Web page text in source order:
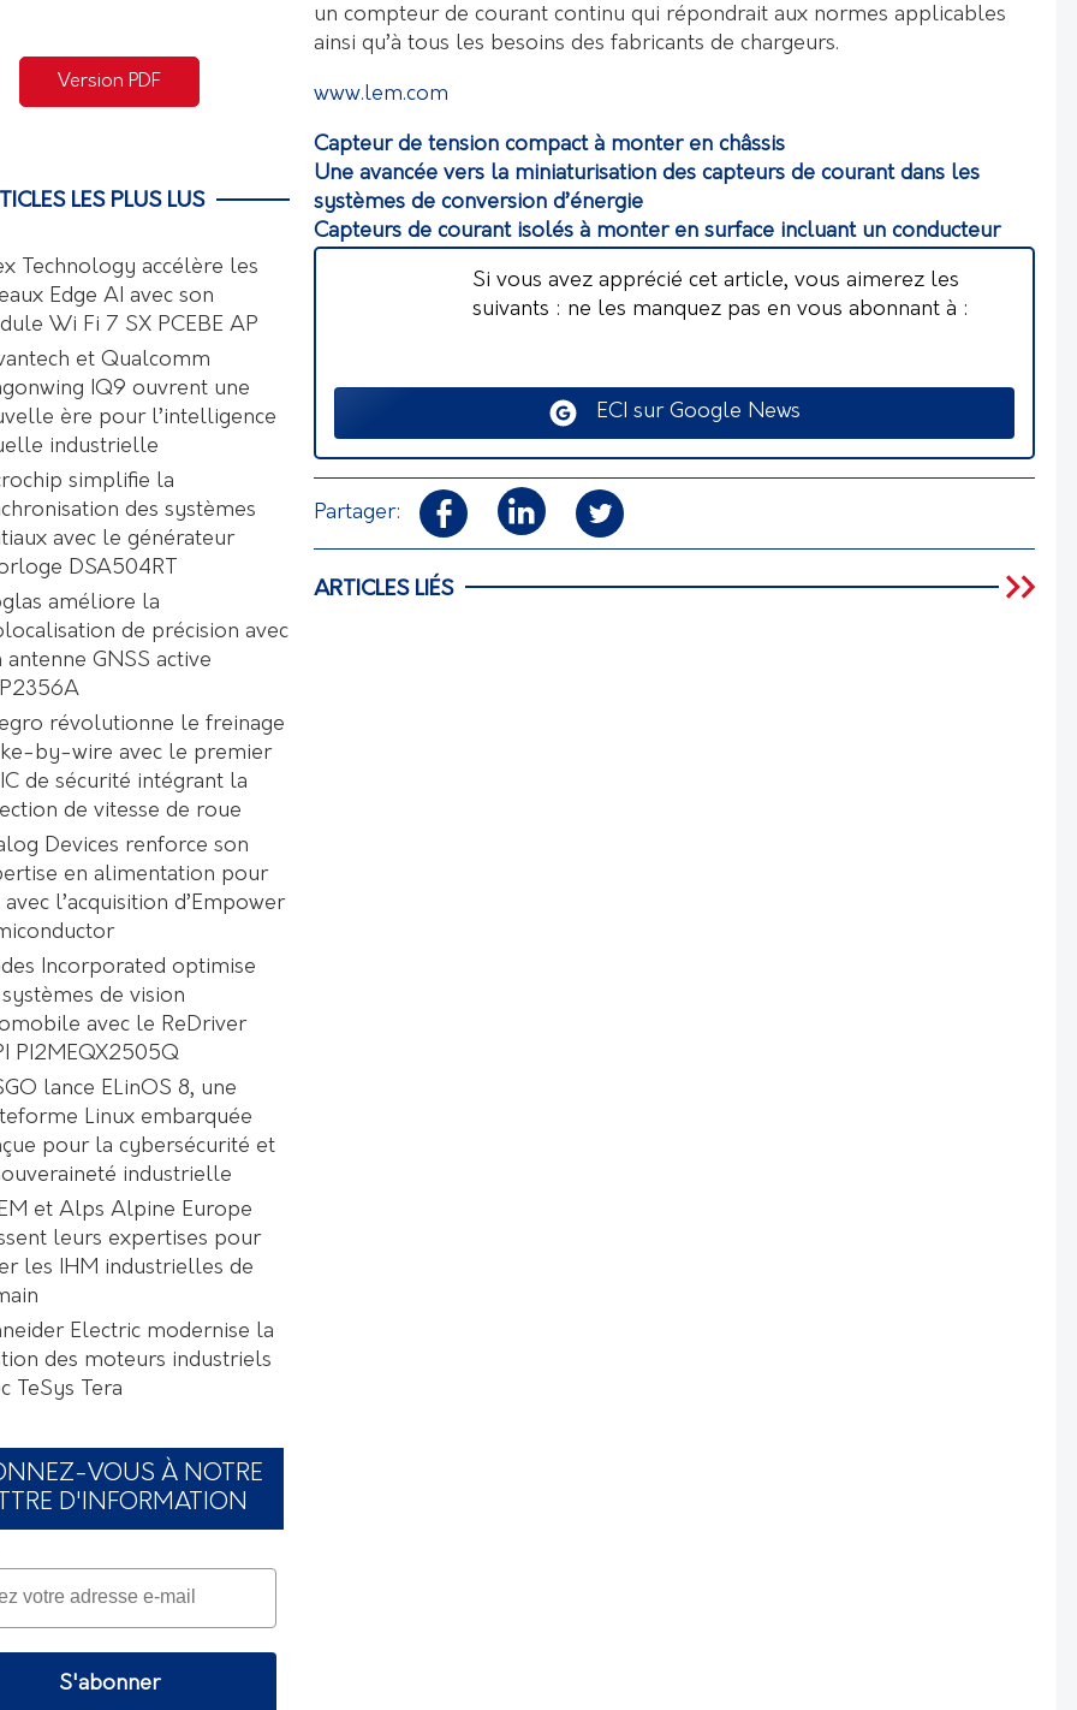
un compteur de courant continu qui répondrait aux normes applicables
ainsi qu’à tous les besoins des fabricants de chargeurs.
www.lem.com
Capteur de tension compact à monter en châssis
Une avancée vers la miniaturisation des capteurs de courant dans les
systèmes de conversion d’énergie
Capteurs de courant isolés à monter en surface incluant un conducteur
Si vous avez apprécié cet article, vous aimerez les
suivants : ne les manquez pas en vous abonnant à :
ECI sur Google News
Partager:
ARTICLES LIÉS
Version PDF
LES PLUS LUS
Technology accélère les
Edge AI avec son
Wi Fi 7 SX PCEBE AP
et Qualcomm
IQ9 ouvrent une
ère pour l’intelligence
industrielle
simplifie la
des systèmes
avec le générateur
DSA504RT
améliore la
de précision avec
antenne GNSS active
révolutionne le freinage
by-wire avec le premier
de sécurité intégrant la
de vitesse de roue
Devices renforce son
en alimentation pour
avec l’acquisition d’Empower
Incorporated optimise
de vision
avec le ReDriver
PI2MEQX2505Q
lance ELinOS 8, une
Linux embarquée
pour la cybersécurité et
industrielle
et Alps Alpine Europe
leurs expertises pour
les IHM industrielles de
Electric modernise la
des moteurs industriels
TeSys Tera
VOUS À NOTRE
D'INFORMATION
S'abonner